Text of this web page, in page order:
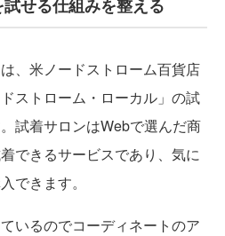
せる仕組みを整える
、米ノードストローム百貨店
ストローム・ローカル」の試
試着サロンはWebで選んだ商
できるサービスであり、気に
できます。
いるのでコーディネートのア